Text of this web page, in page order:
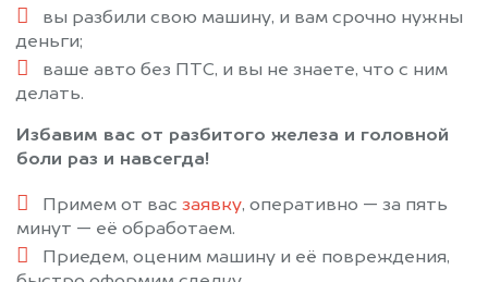
вы разбили свою машину, и вам срочно нужны
деньги;
ваше авто без ПТС, и вы не знаете, что с ним
делать.
Избавим вас от разбитого железа и головной
боли раз и навсегда!
Примем от вас заявку, оперативно — за пять
минут — её обработаем.
Приедем, оценим машину и её повреждения,